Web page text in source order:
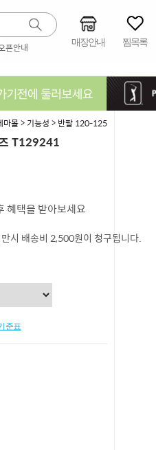
픈안내 매장안내 찜목록
마몰> 기능성 > 반팔 120-125
T129241
혜택을 받아보세요
시 배송비 2,500원이 청구됩니다.
준표